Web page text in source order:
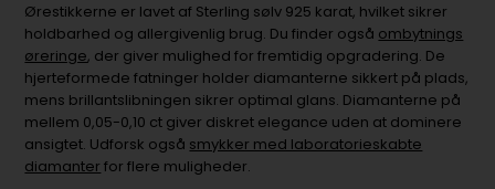
Ørestikkerne er lavet af Sterling sølv 925 karat, hvilket sikrer
holdbarhed og allergivenlig brug. Du finder også ombytnings
øreringe, der giver mulighed for fremtidig opgradering. De
hjerteformede fatninger holder diamanterne sikkert på plads,
mens brillantslibningen sikrer optimal glans. Diamanterne på
mellem 0,05-0,10 ct giver diskret elegance uden at dominere
ansigtet. Udforsk også smykker med laboratorieskabte
diamanter for flere muligheder.